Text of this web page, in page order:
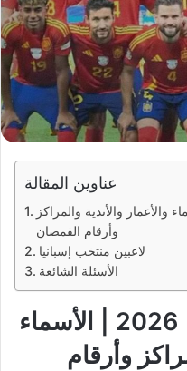
عناوين المقالة
إسبانيا 2026 | الأسماء والأعمار والأندية والمراكز
وأرقام القمصان
لاعبين منتخب إسبانيا
الأسئلة الشائعة
لاعبين منتخب إسبانيا 2026 | الأسماء
وأرقام